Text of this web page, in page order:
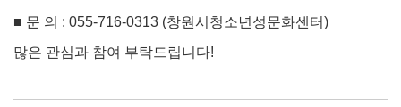
■ 문 의 : 055-716-0313 (창원시청소년성문화센터)
많은 관심과 참여 부탁드립니다!